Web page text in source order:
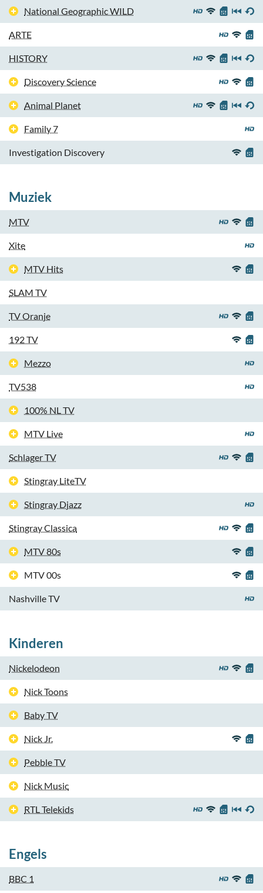
National Geographic WILD
ARTE
HISTORY
Discovery Science
Animal Planet
Family 7
Investigation Discovery
Muziek
MTV
Xite
MTV Hits
SLAM TV
TV Oranje
192 TV
Mezzo
TV538
100% NL TV
MTV Live
Schlager TV
Stingray LiteTV
Stingray Djazz
Stingray Classica
MTV 80s
MTV 00s
Nashville TV
Kinderen
Nickelodeon
Nick Toons
Baby TV
Nick Jr.
Pebble TV
Nick Music
RTL Telekids
Engels
BBC 1